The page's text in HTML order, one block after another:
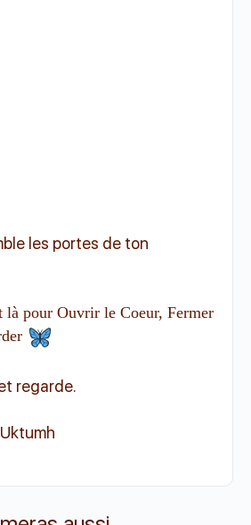
les portes de ton
là pour Ouvrir le Coeur, Fermer
regarde.